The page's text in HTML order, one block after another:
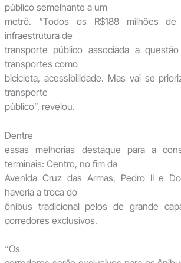
público semelhante a um
metrô. “Todos os R$188 milhões
infraestrutura de
transporte público associada a
transportes como
bicicleta, acessibilidade. Mas vai se
transporte
público”, revelou.
Dentre
essas melhorias destaque para a
terminais: Centro, no fim da
Avenida Cruz das Armas, Pedro II e
haveria a troca do
ônibus tradicional pelos de grande
corredores exclusivos.
“Os